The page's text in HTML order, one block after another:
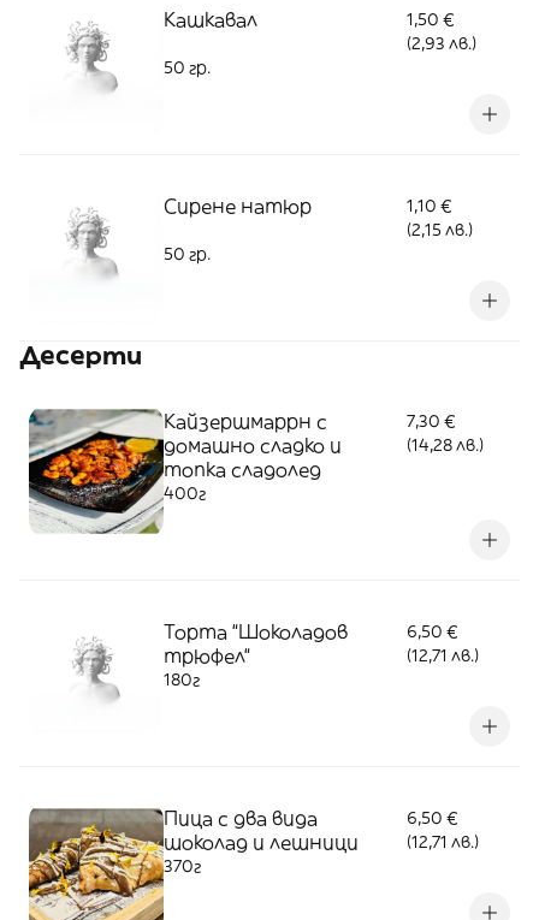
Кашкавал
1,50 €
(2,93 лв.)
50 гр.
Сирене натюр
1,10 €
(2,15 лв.)
50 гр.
Десерти
Кайзершмаррн с
домашно сладко и
топка сладолед
7,30 €
(14,28 лв.)
400г
Торта “Шоколадов
трюфел“
6,50 €
(12,71 лв.)
180г
Пица с два вида
шоколад и лешници
6,50 €
(12,71 лв.)
370г